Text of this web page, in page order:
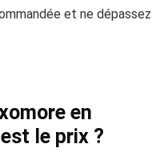
et ne dépassez
en
le prix ?